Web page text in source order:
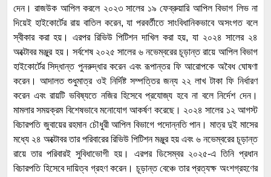
দেন। রাজউক আপিল করলে ২০২৩ সালের ১৯ ফেব্রুয়ারি আপিল বিভাগ লিভ না
দিয়েই হাইকোর্টের রায় বাতিল করেন, যা পরবর্তীতে সাংবিধানিকভাবে অসংগত বলে
স্বীকার করা হয়। এরপর রিভিউ পিটিশন দাখিল করা হয়, যা ২০২৪ সালের ২৪
অক্টোবর মঞ্জুর হয়। সর্বশেষ ২০২৫ সালের ৬ নভেম্বরের চূড়ান্ত রায়ে আপিল বিভাগ
হাইকোর্টের সিদ্ধান্ত পুনরুদ্ধার করেন এবং রূপান্তর ফি আরোপকে অবৈধ ঘোষণা
করেন। আদালত শুধুমাত্র ওই নির্দিষ্ট সম্পত্তির জন্য ২২ লাখ টাকা ফি নির্ধারণ
করেন এবং রায়টি ভবিষ্যতে নজির হিসেবে প্রযোজ্য হবে না বলে নির্দেশ দেন।
মামলার সময়ক্রম বিশেষভাবে মনোযোগ আকর্ষণ করেছে। ২০২৪ সালের ১২ আগস্ট
বিচারপতি জুবায়ের রহমান চৌধুরী আপিল বিভাগে পদোন্নতি পান। মাত্র দুই মাসের
মধ্যে ২৪ অক্টোবর তার পরিবারের রিভিউ পিটিশন মঞ্জুর হয় এবং ৬ নভেম্বরের চূড়ান্ত
রায়ে তার পরিবারই সুবিধাভোগী হয়। এরপর ডিসেম্বর ২০২৫-এ তিনি প্রধান
বিচারপতি হিসেবে দায়িত্ব গ্রহণ করেন। চূড়ান্ত বেঞ্চে তার প্রত্যক্ষ অংশগ্রহণের